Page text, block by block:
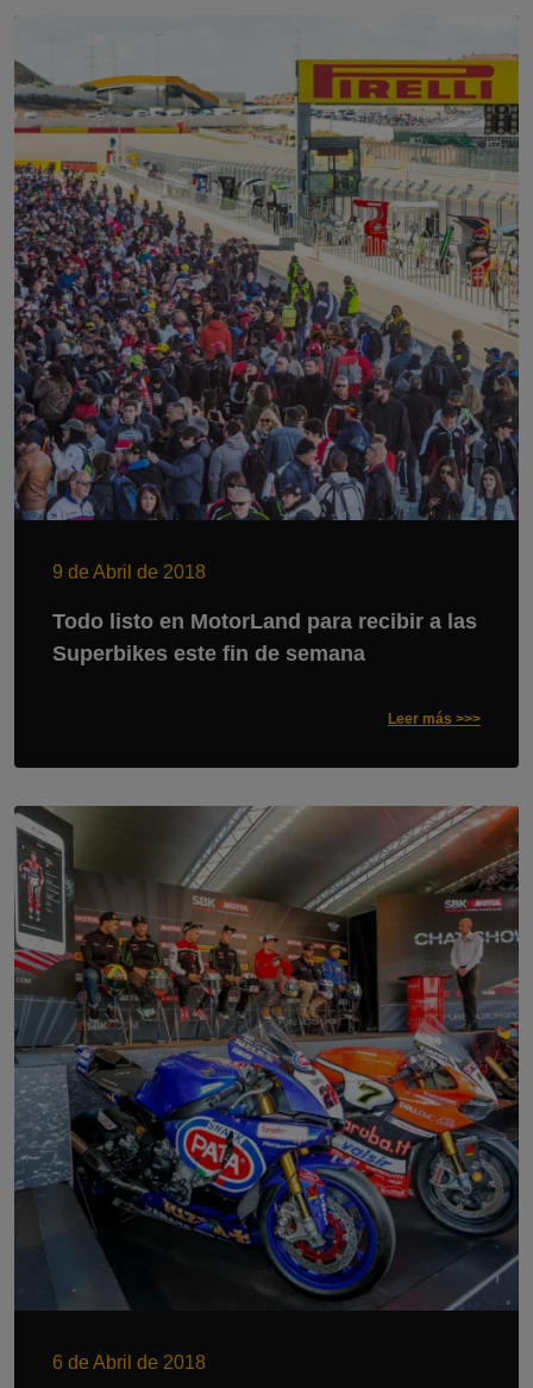
9 de Abril de 2018
Todo listo en MotorLand para recibir a las
Superbikes este fin de semana
Leer más >>>
6 de Abril de 2018